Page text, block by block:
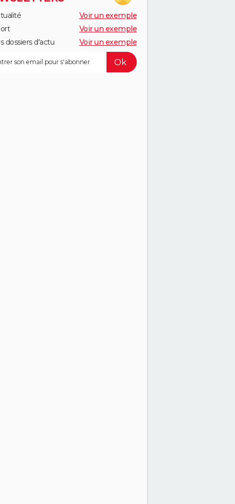
Voir un exemple
Voir un exemple
dossiers d'actu
Voir un exemple